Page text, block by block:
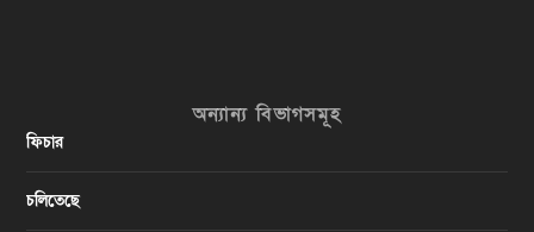
অন্যান্য বিভাগসমূহ
ফিচার
চলিতেছে